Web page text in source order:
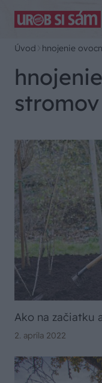
Úvod hnojenie
stromov
Ako na začiatku
2. apríla 2022